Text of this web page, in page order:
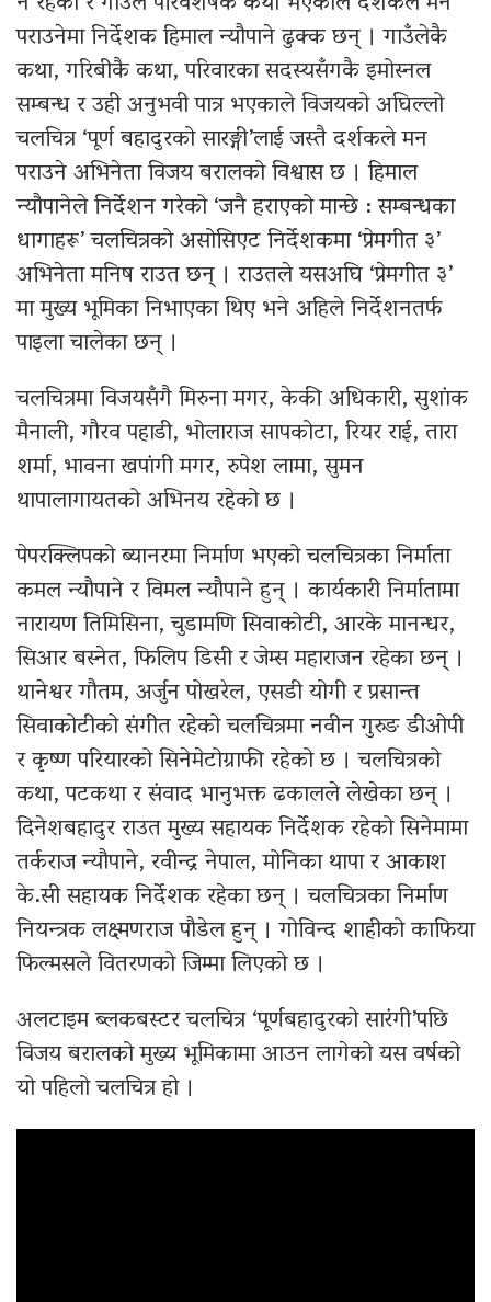
पराउनेमा निर्देशक हिमाल न्यौपाने ढुक्क छन् । गाउँलेकै
कथा, गरिबीकै कथा, परिवारका सदस्यसँगकै इमोस्नल
सम्बन्ध र उही अनुभवी पात्र भएकाले विजयको अघिल्लो
चलचित्र ‘पूर्ण बहादुरको सारङ्गी’लाई जस्तै दर्शकले मन
पराउने अभिनेता विजय बरालको विश्वास छ । हिमाल
न्यौपानेले निर्देशन गरेको ‘जनै हराएको मान्छे : सम्बन्धका
धागाहरू’ चलचित्रको असोसिएट निर्देशकमा ‘प्रेमगीत ३’
अभिनेता मनिष राउत छन् । राउतले यसअघि ‘प्रेमगीत ३’
मा मुख्य भूमिका निभाएका थिए भने अहिले निर्देशनतर्फ
पाइला चालेका छन् ।
चलचित्रमा विजयसँगै मिरुना मगर, केकी अधिकारी, सुशांक
मैनाली, गौरव पहाडी, भोलाराज सापकोटा, रियर राई, तारा
शर्मा, भावना खपांगी मगर, रुपेश लामा, सुमन
थापालागायतको अभिनय रहेको छ ।
पेपरक्लिपको ब्यानरमा निर्माण भएको चलचित्रका निर्माता
कमल न्यौपाने र विमल न्यौपाने हुन् । कार्यकारी निर्मातामा
नारायण तिमिसिना, चुडामणि सिवाकोटी, आरके मानन्धर,
सिआर बस्नेत, फिलिप डिसी र जेम्स महाराजन रहेका छन् ।
थानेश्वर गौतम, अर्जुन पोखरेल, एसडी योगी र प्रसान्त
सिवाकोटीको संगीत रहेको चलचित्रमा नवीन गुरुङ डीओपी
र कृष्ण परियारको सिनेमेटोग्राफी रहेको छ । चलचित्रको
कथा, पटकथा र संवाद भानुभक्त ढकालले लेखेका छन् ।
दिनेशबहादुर राउत मुख्य सहायक निर्देशक रहेको सिनेमामा
तर्कराज न्यौपाने, रवीन्द्र नेपाल, मोनिका थापा र आकाश
के.सी सहायक निर्देशक रहेका छन् । चलचित्रका निर्माण
नियन्त्रक लक्ष्मणराज पौडेल हुन् । गोविन्द शाहीको काफिया
फिल्मसले वितरणको जिम्मा लिएको छ ।
अलटाइम ब्लकबस्टर चलचित्र ‘पूर्णबहादुरको सारंगी’पछि
विजय बरालको मुख्य भूमिकामा आउन लागेको यस वर्षको
यो पहिलो चलचित्र हो ।